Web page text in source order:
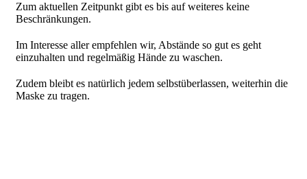
Zum aktuellen Zeitpunkt gibt es bis auf weiteres keine
Beschränkungen.
Im Interesse aller empfehlen wir, Abstände so gut es geht
einzuhalten und regelmäßig Hände zu waschen.
Zudem bleibt es natürlich jedem selbstüberlassen, weiterhin die
Maske zu tragen.